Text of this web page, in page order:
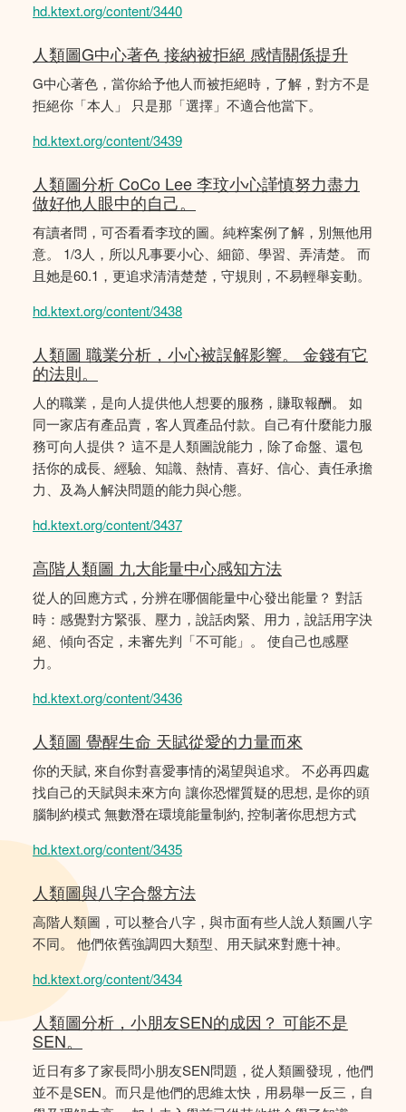
hd.ktext.org/content/3440
人類圖G中心著色 接納被拒絕 感情關係提升
G中心著色，當你給予他人而被拒絕時，了解，對方不是
拒絕你「本人」 只是那「選擇」不適合他當下。
hd.ktext.org/content/3439
人類圖分析 CoCo Lee 李玟小心謹慎努力盡力
做好他人眼中的自己。
有讀者問，可否看看李玟的圖。純粹案例了解，別無他用
意。 1/3人，所以凡事要小心、細節、學習、弄清楚。 而
且她是60.1，更追求清清楚楚，守規則，不易輕舉妄動。
hd.ktext.org/content/3438
人類圖 職業分析，小心被誤解影響。 金錢有它
的法則。
人的職業，是向人提供他人想要的服務，賺取報酬。 如
同一家店有產品賣，客人買產品付款。自己有什麼能力服
務可向人提供？ 這不是人類圖說能力，除了命盤、還包
括你的成長、經驗、知識、熱情、喜好、信心、責任承擔
力、及為人解決問題的能力與心態。
hd.ktext.org/content/3437
高階人類圖 九大能量中心感知方法
從人的回應方式，分辨在哪個能量中心發出能量？ 對話
時：感覺對方緊張、壓力，說話肉緊、用力，說話用字決
絕、傾向否定，未審先判「不可能」。 使自己也感壓
力。
hd.ktext.org/content/3436
人類圖 覺醒生命 天賦從愛的力量而來
你的天賦, 來自你對喜愛事情的渴望與追求。 不必再四處
找自己的天賦與未來方向 讓你恐懼質疑的思想, 是你的頭
腦制約模式 無數潛在環境能量制約, 控制著你思想方式
hd.ktext.org/content/3435
人類圖與八字合盤方法
高階人類圖，可以整合八字，與市面有些人說人類圖八字
不同。 他們依舊強調四大類型、用天賦來對應十神。
hd.ktext.org/content/3434
人類圖分析，小朋友SEN的成因？ 可能不是
SEN。
近日有多了家長問小朋友SEN問題，從人類圖發現，他們
並不是SEN。而只是他們的思維太快，用易舉一反三，自